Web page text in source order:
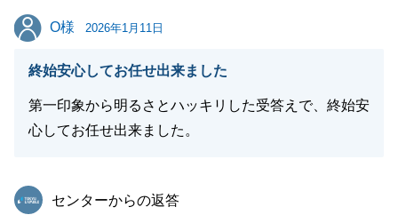
O様
O様 2026年1月11日
終始安心してお任せ出来ました
第一印象から明るさとハッキリした受答えで、終始安
心してお任せ出来ました。
東急リバブル
センターからの返答